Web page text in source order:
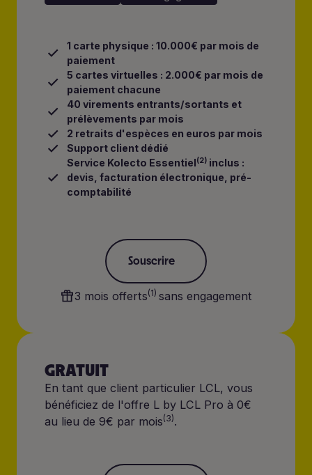
1 carte physique : 10.000€ par mois de
paiement
5 cartes virtuelles : 2.000€ par mois de
paiement chacune
40 virements entrants/sortants et
prélèvements par mois
2 retraits d'espèces en euros par mois
Support client dédié
Service Kolecto Essentiel(2) inclus :
devis, facturation électronique, pré-
comptabilité
Souscrire
Souscrire
3 mois offerts(1) sans engagement
GRATUIT
En tant que client particulier LCL, vous
bénéficiez de l'offre L by LCL Pro à 0€
au lieu de 9€ par mois(3).
En profiter